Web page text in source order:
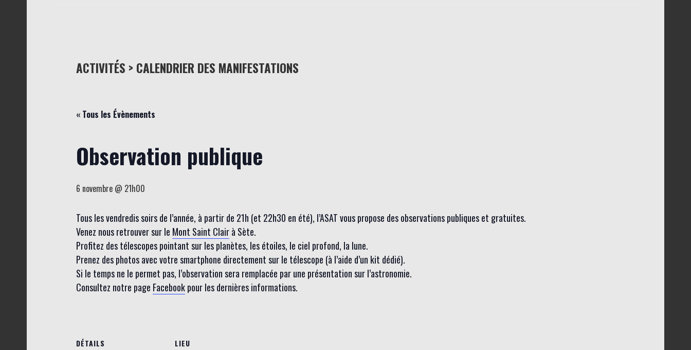
ACTIVITÉS > CALENDRIER DES MANIFESTATIONS
« Tous les Évènements
Observation publique
6 novembre @ 21h00
Tous les vendredis soirs de l’année, à partir de 21h (et 22h30 en été), l’ASAT vous propose des observations publiques et gratuites.
Venez nous retrouver sur le Mont Saint Clairà Sète.
Profitez des télescopes pointant sur les planètes, les étoiles, le ciel profond, la lune.
Prenez des photos avec votre smartphone directement sur le télescope (à l’aide d’un kit dédié).
Si le temps ne le permet pas, l’observation sera remplacée par une présentation sur l’astronomie.
Consultez notre page Facebookpour les dernières informations.
DÉTAILS
LIEU